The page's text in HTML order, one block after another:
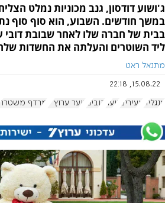
ג'ושוע דודסון, גנב מכוניות נמלט
במשך חודשים. השבוע, הוא סוף סוף
בבית של חברה שלו לאחר שבובת דובי
ליד השוטרים והעלתה את החשדות
מתנאל ראט
15.08.22, 22:18
אנגליה צעירים נוער דובים נוער ערוץ 7 מרדף משטרתי